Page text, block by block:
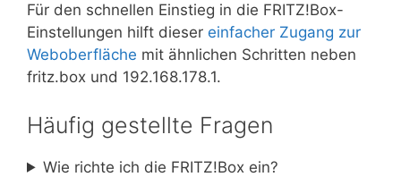
Für den schnellen Einstieg in die FRITZ!Box-
Einstellungen hilft dieser einfacher Zugang zur
Weboberfläche mit ähnlichen Schritten neben
fritz.box und 192.168.178.1.
Häufig gestellte Fragen
Wie richte ich die FRITZ!Box ein?